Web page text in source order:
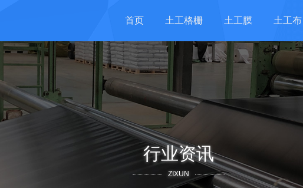
首页 土工格栅 土工膜 土工布
行业资讯
ZIXUN